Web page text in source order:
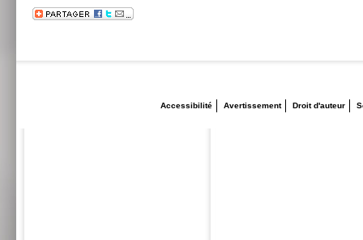
Accessibilité Avertissement Droit d'auteur